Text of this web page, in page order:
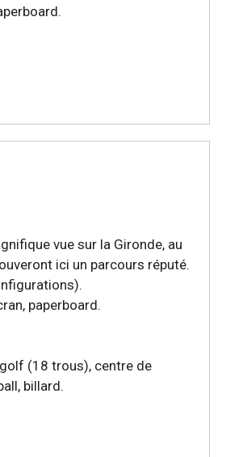
vue sur la Gironde, au
ici un parcours réputé.
paperboard.
(18 trous), centre de
billard.